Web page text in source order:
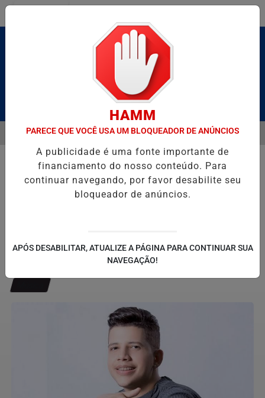
Pesquisar Notícia
HOMENAGEIA UZIEL BUENO NO TERRAÇO MINEIRO
EM ALTA
MENU
HAMM
PARECE QUE VOCÊ USA UM BLOQUEADOR DE ANÚNCIOS
A publicidade é uma fonte importante de
financiamento do nosso conteúdo. Para
continuar navegando, por favor desabilite seu
bloqueador de anúncios.
APÓS DESABILITAR, ATUALIZE A PÁGINA PARA CONTINUAR SUA
NAVEGAÇÃO!